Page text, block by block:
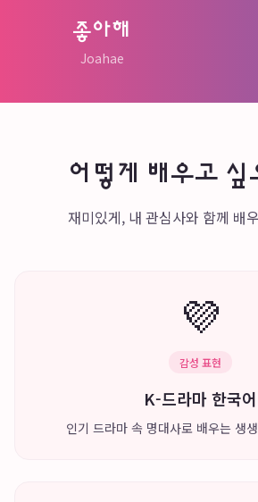
좋아해
Joahae
어떻게 배우고 싶
재미있게, 내 관심사와 함께 배
💜
감성 표현
K-드라마 한국어
인기 드라마 속 명대사로 배우는 생